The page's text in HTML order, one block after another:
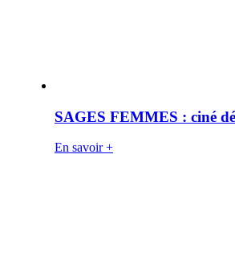
SAGES FEMMES : ciné
En savoir +